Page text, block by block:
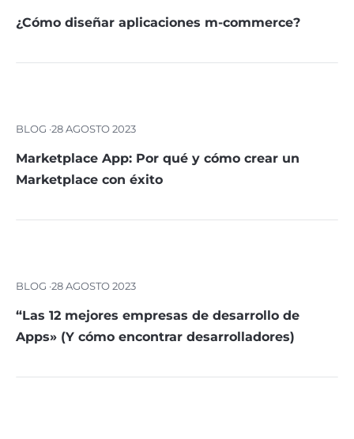
¿Cómo diseñar aplicaciones m-commerce?
BLOG ·28 AGOSTO 2023
Marketplace App: Por qué y cómo crear un
Marketplace con éxito
BLOG ·28 AGOSTO 2023
“Las 12 mejores empresas de desarrollo de
Apps» (Y cómo encontrar desarrolladores)